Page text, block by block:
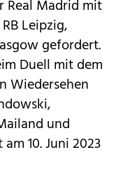
Real Madrid mit
Leipzig,
gefordert.
Duell mit dem
Wiedersehen
und
10. Juni 2023